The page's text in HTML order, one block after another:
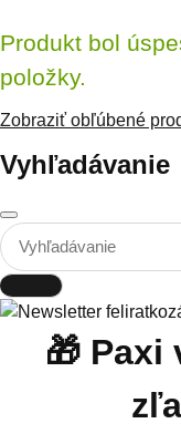
Produkt bol
položky.
Zobraziť obľúbené
Vyhľadávanie
🎁 Paxi